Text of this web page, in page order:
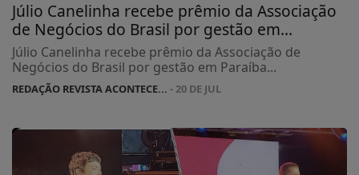
Júlio Canelinha recebe prêmio da Associação
de Negócios do Brasil por gestão em...
Júlio Canelinha recebe prêmio da Associação de
Negócios do Brasil por gestão em Paraíba...
REDAÇÃO REVISTA ACONTECE... - 20 DE JUL